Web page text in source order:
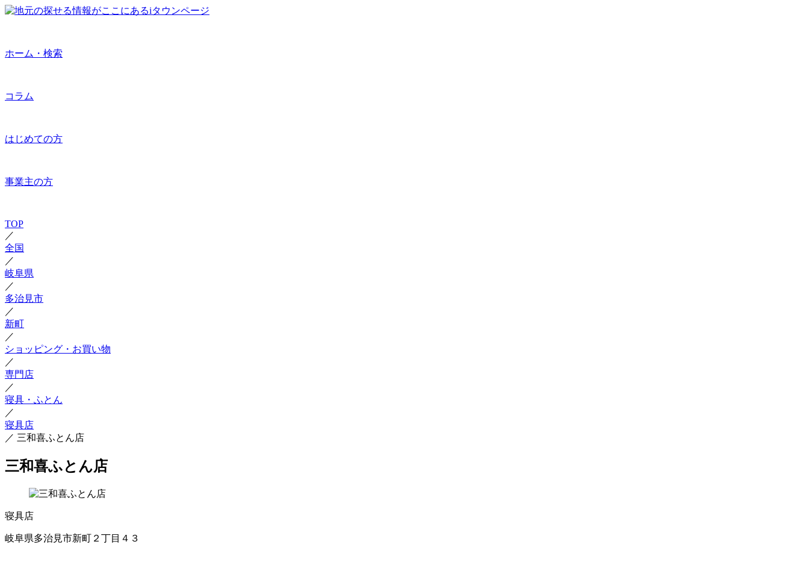
ホーム・検索
コラム
はじめての方
事業主の方
TOP
／
全国
／
岐阜県
／
多治見市
／
新町
／
ショッピング・お買い物
／
専門店
／
寝具・ふとん
／
寝具店
／ 三和喜ふとん店
三和喜ふとん店
寝具店
岐阜県多治見市新町２丁目４３